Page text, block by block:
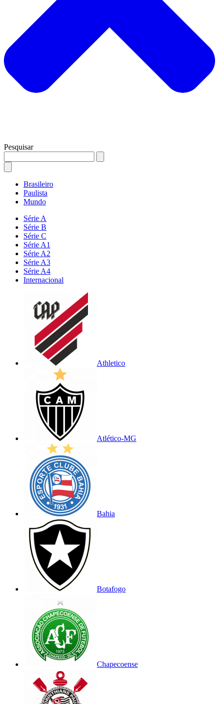
Pesquisar
Brasileiro
Paulista
Mundo
Série A
Série B
Série C
Série A1
Série A2
Série A3
Série A4
Internacional
Athletico
Atlético-MG
Bahia
Botafogo
Chapecoense